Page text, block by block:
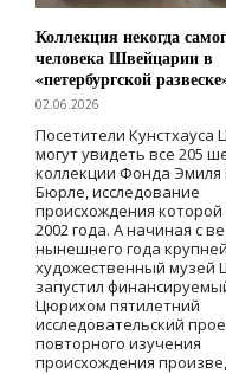
Коллекция некогда
человека Швейцарии в
«петербургской
02.06.2026
Посетители Кунстхауса
могут увидеть все 205
коллекции Фонда Эмиля
Бюрле, исследование
происхождения которой
2002 года. А начиная с
нынешнего года
художественный музей
запустил
Цюрихом пятилетний
исследовательский
повторного изучения
происхождения